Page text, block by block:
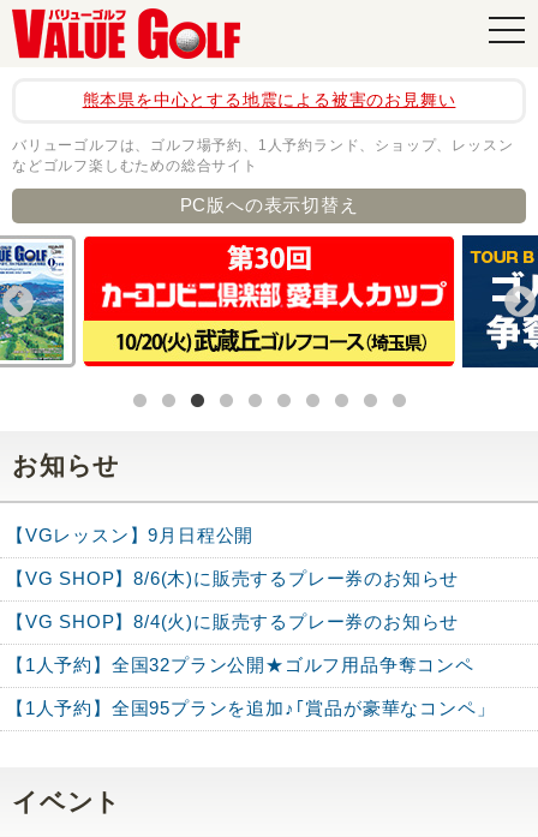
熊本県を中心とする地震による被害のお見舞い
バリューゴルフは、ゴルフ場予約、1人予約ランド、ショップ、レッスン
などゴルフ楽しむための総合サイト
PC版への表示切替え
お知らせ
【VGレッスン】9月日程公開
【VG SHOP】8/6(木)に販売するプレー券のお知らせ
【VG SHOP】8/4(火)に販売するプレー券のお知らせ
【1人予約】全国32プラン公開★ゴルフ用品争奪コンペ
【1人予約】全国95プランを追加♪｢賞品が豪華なコンペ」
イベント